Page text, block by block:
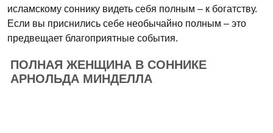
исламскому соннику видеть себя полным – к богатству.
Если вы приснились себе необычайно полным – это
предвещает благоприятные события.
ПОЛНАЯ ЖЕНЩИНА В СОННИКЕ
АРНОЛЬДА МИНДЕЛЛА